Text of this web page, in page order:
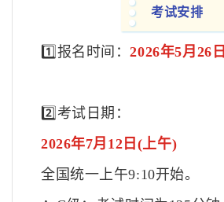
考试安排
1️⃣报名时间：2026年5月26
2️⃣考试日期：
2026年7月12日(上午)
全国统一上午9:10开始。